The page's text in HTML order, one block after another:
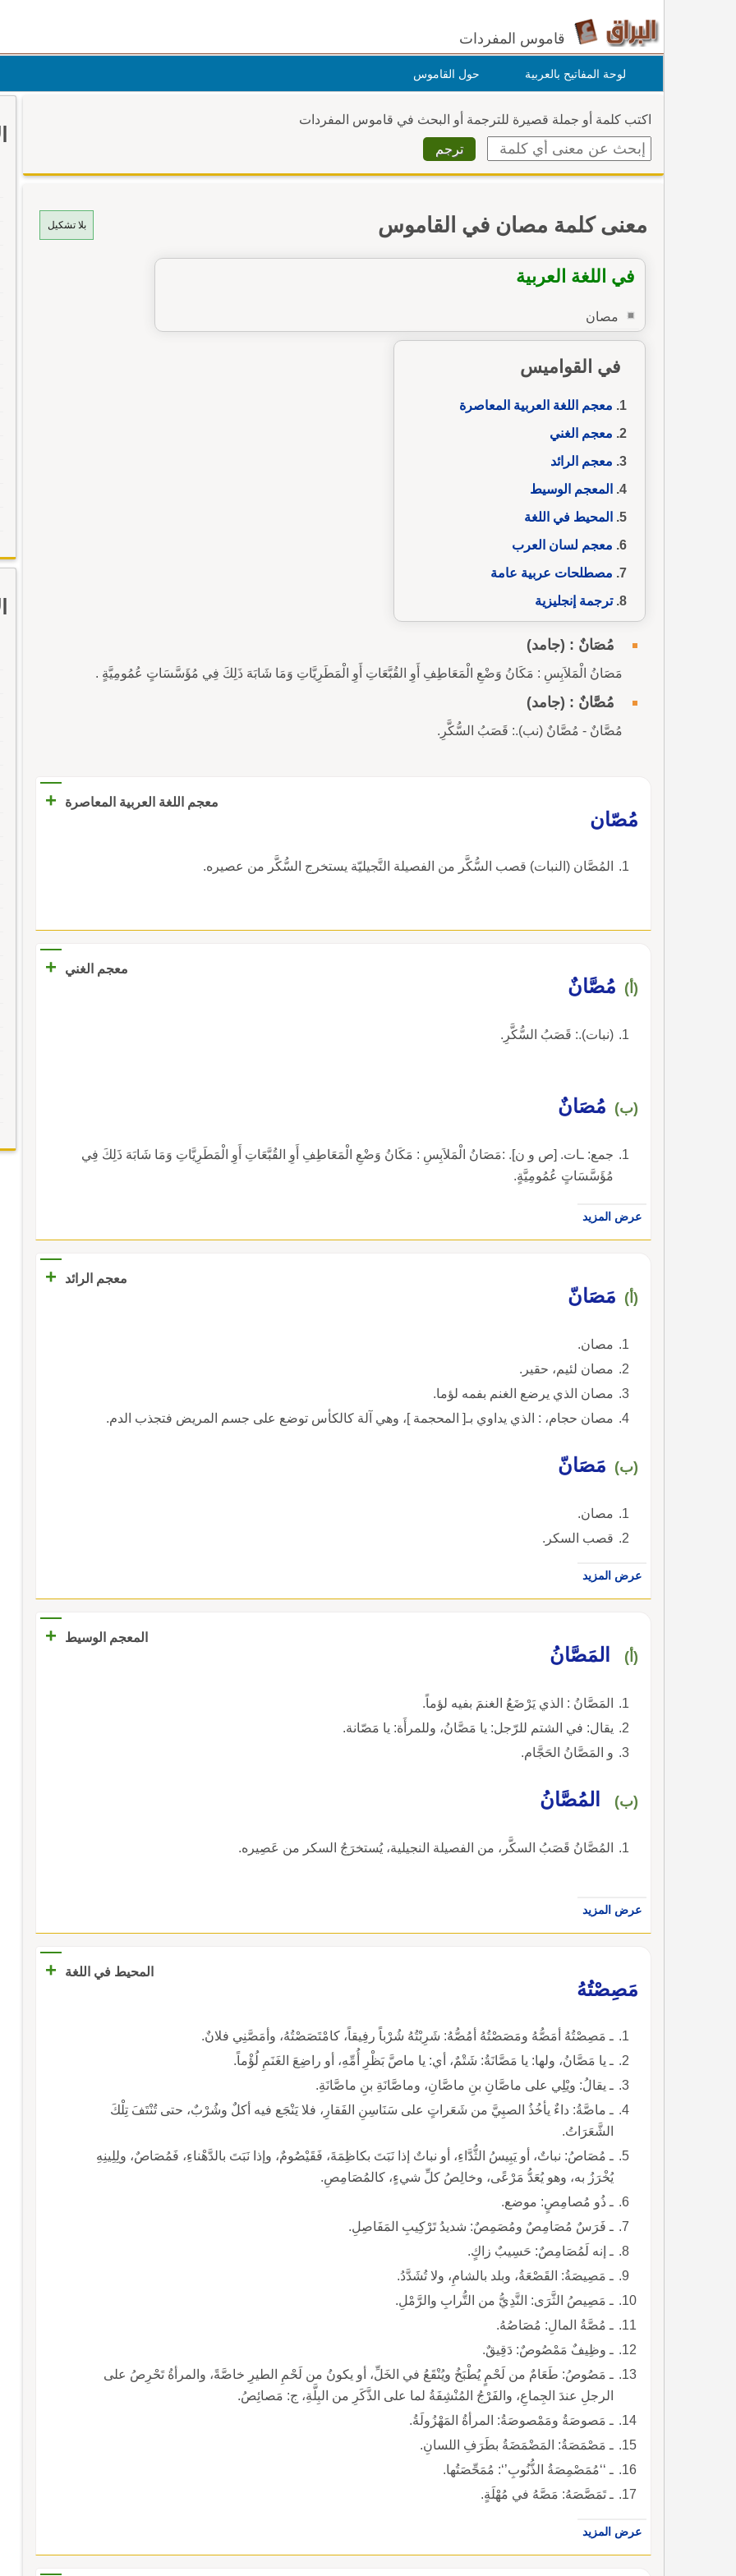
قاموس المفردات
لوحة المفاتيح بالعربية حول القاموس
اكتب كلمة أو جملة قصيرة للترجمة أو البحث في قاموس المفردات
بلا تشكيل معنى كلمة مصان في القاموس
في اللغة العربية
مصان
في القواميس
معجم اللغة العربية المعاصرة
معجم الغني
معجم الرائد
المعجم الوسيط
المحيط في اللغة
معجم لسان العرب
مصطلحات عربية عامة
ترجمة إنجليزية
مُصَانٌ : (جامد)
مَصَانُ الْمَلاَبِسِ : مَكَانُ وَضْعِ الْمَعَاطِفِ أَوِ القُبَّعَاتِ أَوِ الْمَطَرِيَّاتِ وَمَا شَابَهَ ذَلِكَ فِي مُؤَسَّسَاتٍ عُمُومِيَّةٍ .
مُصَّانٌ : (جامد)
مُصَّانٌ - مُصَّانٌ (نب).: قَصَبُ السُّكَّرِ.
معجم اللغة العربية المعاصرة
+
مُصّان
المُصَّان (النبات) قصب السُّكَّر من الفصيلة النَّجيليّة يستخرج السُّكَّر من عصيره.
معجم الغني +
(أ) مُصَّانٌ
(نبات).: قَصَبُ السُّكَّرِ.
(ب) مُصَانٌ
جمع: ـات. [ص و ن]. :مَصَانُ الْمَلاَبِسِ : مَكَانُ وَضْعِ الْمَعَاطِفِ أَوِ القُبَّعَاتِ أَوِ الْمَطَرِيَّاتِ وَمَا شَابَهَ ذَلِكَ فِي
مُؤَسَّسَاتٍ عُمُومِيَّةٍ.
عرض المزيد
معجم الرائد +
(أ) مَصَانّ
مصان.
مصان لئيم، حقير.
مصان الذي يرضع الغنم بفمه لؤما.
مصان حجام، : الذي يداوي بـ[ المحجمة ]، وهي آلة كالكأس توضع على جسم المريض فتجذب الدم.
(ب) مَصَانّ
مصان.
قصب السكر.
عرض المزيد
المعجم الوسيط +
(أ) المَصَّانُ
المَصَّانُ : الذي يَرْضَعُ الغنمَ بفيه لؤماً.
يقال: في الشتم للرّجل: يا مَصَّانُ، وللمرأَة: يا مَصّانة.
و المَصَّانُ الحَجَّام.
(ب) المُصَّانُ
المُصَّانُ قَصَبُ السكَّر، من الفصيلة النجيلية، يُستخرَجُ السكر من عَصِيره.
عرض المزيد
المحيط في اللغة
+
مَصِصْتُهُ
ـ مَصِصْتُهُ أمَصُّهُ ومَصَصْتُهُ أمُصُّهُ: شَرِبْتُهُ شُرْباً رفِيقاً، كامْتَصَصْتُهُ، وأمَصَّنِي فلانٌ.
ـ يا مَصَّانُ، ولها: يا مَصَّانَةُ: شَتْمٌ، أي: يا ماصَّ بَظْرِ أُمِّهِ، أو راضِعَ الغَنَمِ لُؤْماً.
ـ يقالُ: ويْلِي على ماصَّانِ بنِ ماصَّانِ، وماصَّانَةِ بنِ ماصَّانَةِ.
ـ ماصَّةُ: داءٌ يأخُذُ الصبِيَّ من شَعَراتٍ على سَنَاسِنِ الفَقارِ، فلا يَنْجَع فيه أكلٌ وشُرْبٌ، حتى تُنْتَفَ تِلْكَ
الشَّعَرَاتُ.
ـ مُصَاصُ: نباتٌ، أو يَبِيسُ الثُّدَّاءِ، أو نباتٌ إذا نَبَتَ بكاظِمَةَ، فَقَيْصُومٌ، وإذا نَبَتَ بالدَّهْناءِ، فَمُصَاصٌ، ولِلِينِهِ
يُخْرَزُ به، وهو يُعَدُّ مَرْعًى، وخالِصُ كلِّ شيءٍ، كالمُصَامِصِ.
ـ ذُو مُصامِصٍ: موضع.
ـ فَرَسٌ مُصَامِصٌ ومُصَمِصٌ: شديدُ تَرْكِيبِ المَفَاصِلِ.
ـ إنه لَمُصَامِصٌ: حَسِيبٌ زاكٍ.
ـ مَصِيصَةُ: القَصْعَةُ، وبلد بالشامِ، ولا تُشَدَّدُ.
ـ مَصِيصُ الثَّرَى: النَّدِيُّ من التُّرابِ والرَّمْلِ.
ـ مُصَّةُ المالِ: مُصَاصُهُ.
ـ وظِيفٌ مَمْصُوصٌ: دَقِيقٌ.
ـ مَصُوصُ: طَعَامٌ من لَحْمٍ يُطْبَخُ ويُنْقَعُ في الخَلِّ، أو يكونُ من لَحْمِ الطيرِ خاصَّةً، والمرأةُ تَحْرِصُ على
الرجلِ عندَ الجِماعِ، والفَرْجُ المُنْشِفَةُ لما على الذَّكَرِ من البِلَّةِ، ج: مَصائِصُ.
ـ مَصوصَةُ ومَمْصوصَةُ: المرأةُ المَهْزُولَةُ.
ـ مَصْمَصَةُ: المَضْمَضَةُ بطَرَفِ اللسانِ.
ـ ‘‘مُمَصْمِصَةُ الذُّنُوبِ’‘: مُمَحِّصَتُها.
ـ تَمَصَّصَهُ: مَصَّهُ في مُهْلَةٍ.
عرض المزيد